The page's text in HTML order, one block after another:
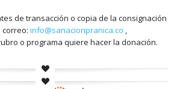
de transacción o copia de la consignación
info@sanacionpranica.co ,
o programa quiere hacer la donación.